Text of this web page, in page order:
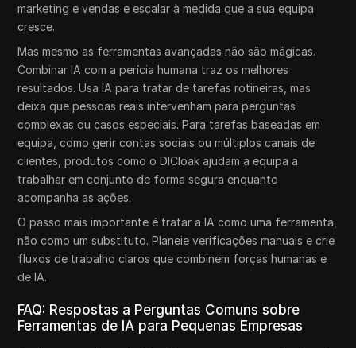
marketing e vendas e escalar à medida que a sua equipa
cresce.
Mas mesmo as ferramentas avançadas não são mágicas.
Combinar IA com a perícia humana traz os melhores
resultados. Usa IA para tratar de tarefas rotineiras, mas
deixa que pessoas reais intervenham para perguntas
complexas ou casos especiais. Para tarefas baseadas em
equipa, como gerir contas sociais ou múltiplos canais de
clientes, produtos como o DICloak ajudam a equipa a
trabalhar em conjunto de forma segura enquanto
acompanha as ações.
O passo mais importante é tratar a IA como uma ferramenta,
não como um substituto. Planeie verificações manuais e crie
fluxos de trabalho claros que combinem forças humanas e
de IA.
FAQ: Respostas a Perguntas Comuns sobre
Ferramentas de IA para Pequenas Empresas